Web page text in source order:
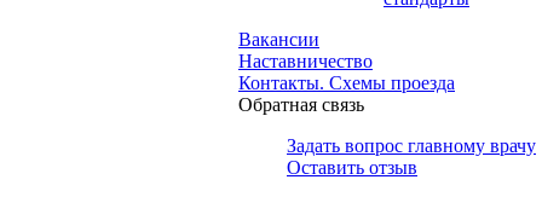
Вакансии
Наставничество
Контакты. Схемы проезда
Обратная связь
Задать вопрос главному врачу
Оставить отзыв